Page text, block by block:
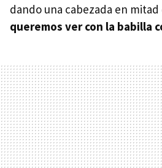
dando una cabezada en
queremos ver con la babilla